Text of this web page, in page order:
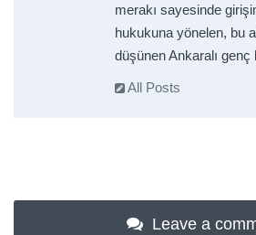
merakı sayesinde
hukukuna yönelen, bu
düşünen Ankaralı genç
All Posts
Leave a